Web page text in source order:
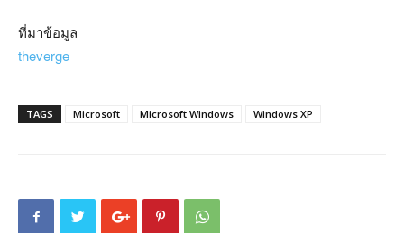
ที่มาข้อมูล
theverge
TAGS Microsoft Microsoft Windows Windows XP